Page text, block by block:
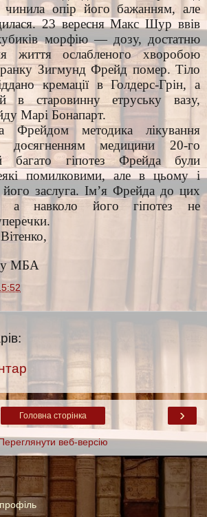
чинила опір його бажанням, але
23 вересня Макс Шур ввів
морфію — дозу, достатню
життя ослабленого хворобою
Зигмунд Фрейд помер. Тіло
кремації в Голдерс-Грін, а
в старовинну етруську вазу,
Марі Бонапарт.
Фрейдом методика лікування
досягненням медицини 20-го
багато гіпотез Фрейда були
помилковими, але в цьому і
його заслуга. Ім’я Фрейда до цих
а навколо його гіпотез не
МБА
›
Головна сторінка
веб-версію